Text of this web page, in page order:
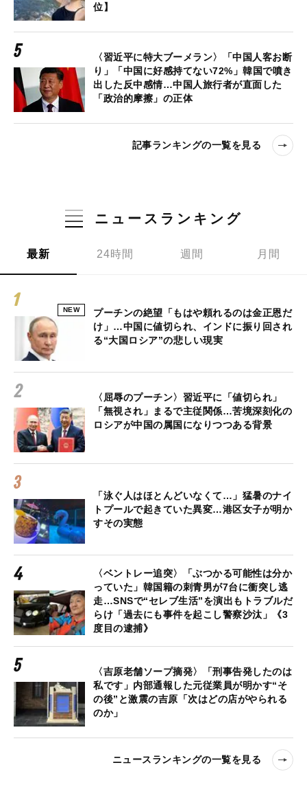
位】
〈習近平に特大ブーメラン〉「中国人客お断
り」「中国に好感持てない72%」韓国で噴き
出した反中感情…中国人旅行者が直面した
「政治的摩擦」の正体
記事ランキングの一覧を見る
ニュースランキング
最新 24時間 週間 月間
NEW
プーチンの絶望「もはや頼れるのは金正恩だ
け」…中国に値切られ、インドに振り回され
る“大国ロシア”の悲しい現実
〈屈辱のプーチン〉習近平に「値切られ」
「無視され」まるで主従関係…苦境深刻化の
ロシアが中国の属国になりつつある背景
「泳ぐ人はほとんどいなくて…」猛暑のナイ
トプールで起きていた異変…港区女子が明か
すその実態
〈ベントレー追突〉「ぶつかる可能性は分か
っていた」韓国籍の刺青男が7台に衝突し逃
走…SNSで“セレブ生活”を演出もトラブルだ
らけ「過去にも事件を起こし警察沙汰」《3
度目の逮捕》
〈吉原老舗ソープ摘発〉「刑事告発したのは
私です」内部通報した元従業員が明かす“そ
の後”と激震の吉原「次はどの店がやられる
のか」
ニュースランキングの一覧を見る